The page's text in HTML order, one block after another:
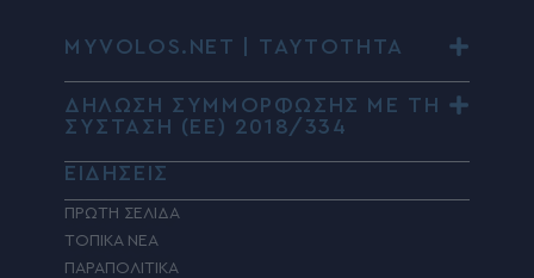
MYVOLOS.NET | ΤΑΥΤΟΤΗΤΑ
ΔΗΛΩΣΗ ΣΥΜΜΟΡΦΩΣΗΣ ΜΕ ΤΗ
ΣΥΣΤΑΣΗ (ΕΕ) 2018/334
ΕΙΔΗΣΕΙΣ
ΠΡΩΤΗ ΣΕΛΙΔΑ
ΤΟΠΙΚΑ ΝΕΑ
ΠΑΡΑΠΟΛΙΤΙΚΑ